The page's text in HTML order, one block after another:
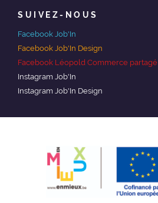
SUIVEZ-NOUS
Facebook Job'In
Facebook Job'In Design
Facebook Léopold Commerce partagé
Instagram Job'In
Instagram Job'In Design